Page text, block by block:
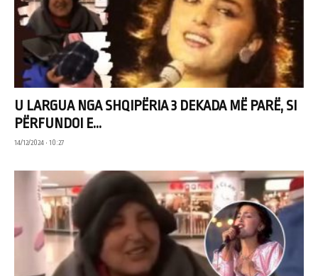
U LARGUA NGA SHQIPËRIA 3 DEKADA MË PARË, SI
PËRFUNDOI E...
14/12/2024 • 10:27